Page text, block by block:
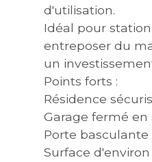
d'utilisation.
Idéal pour
entreposer du
un
Points forts :
Résidence
Garage fermé en
Porte basculante
Surface d'environ